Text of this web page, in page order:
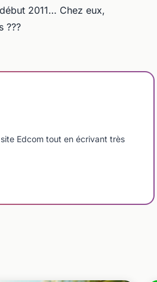
2011… Chez eux,
???
Edcom tout en écrivant très